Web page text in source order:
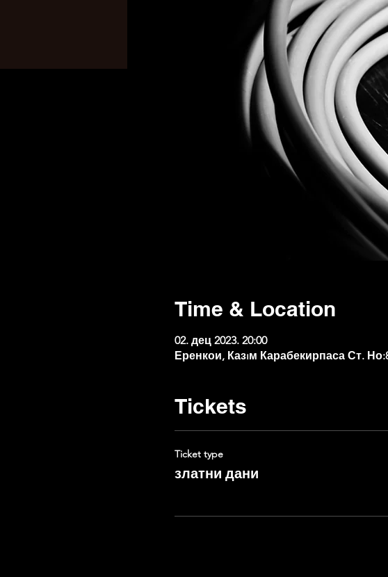
Time & Location
02. дец 2023. 20:00
Еренкои, Казıм Карабекирпаса Ст.
Tickets
Ticket type
златни дани